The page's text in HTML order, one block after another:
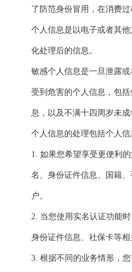
了防范身份冒用，在消费
个人信息是以电子或者其
化处理后的信息。
敏感个人信息是一旦泄露
受到危害的个人信息，包
息，以及不满十四周岁未成
个人信息的处理包括个人
1. 如果您希望享受更便利
名、身份证件信息、国籍
户。
2. 当您使用实名认证功能
身份证件信息、社保卡等
3. 根据不同的业务情形，